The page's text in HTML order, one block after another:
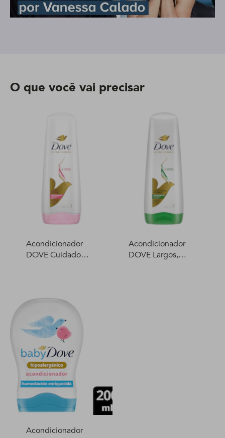
O que você vai precisar
Acondicionador
DOVE Cuidado
Acondicionador
DOVE Largos,
Acondicionador